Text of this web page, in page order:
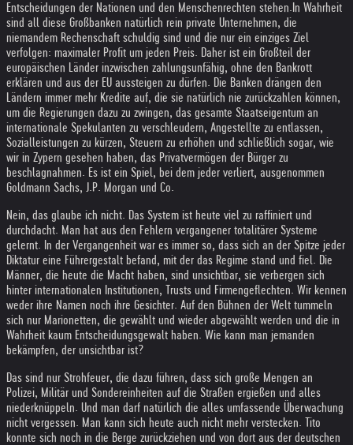
Entscheidungen der Nationen und den Menschenrechten stehen. In Wahrheit
sind all diese Großbanken natürlich rein private Unternehmen, die
niemandem Rechenschaft schuldig sind und die nur ein einziges Ziel
verfolgen: maximaler Profit um jeden Preis. Daher ist ein Großteil der
europäischen Länder inzwischen zahlungsunfähig, ohne den Bankrott
erklären und aus der EU aussteigen zu dürfen. Die Banken drängen den
Ländern immer mehr Kredite auf, die sie natürlich nie zurückzahlen können,
um die Regierungen dazu zu zwingen, das gesamte Staatseigentum an
internationale Spekulanten zu verschleudern, Angestellte zu entlassen,
Sozialleistungen zu kürzen, Steuern zu erhöhen und schließlich sogar, wie
wir in Zypern gesehen haben, das Privatvermögen der Bürger zu
beschlagnahmen. Es ist ein Spiel, bei dem jeder verliert, ausgenommen
Goldmann Sachs, J.P. Morgan und Co.
Nein, das glaube ich nicht. Das System ist heute viel zu raffiniert und
durchdacht. Man hat aus den Fehlern vergangener totalitärer Systeme
gelernt. In der Vergangenheit war es immer so, dass sich an der Spitze jeder
Diktatur eine Führergestalt befand, mit der das Regime stand und fiel. Die
Männer, die heute die Macht haben, sind unsichtbar, sie verbergen sich
hinter internationalen Institutionen, Trusts und Firmengeflechten. Wir kennen
weder ihre Namen noch ihre Gesichter. Auf den Bühnen der Welt tummeln
sich nur Marionetten, die gewählt und wieder abgewählt werden und die in
Wahrheit kaum Entscheidungsgewalt haben. Wie kann man jemanden
bekämpfen, der unsichtbar ist?
Das sind nur Strohfeuer, die dazu führen, dass sich große Mengen an
Polizei, Militär und Sondereinheiten auf die Straßen ergießen und alles
niederknüppeln. Und man darf natürlich die alles umfassende Überwachung
nicht vergessen. Man kann sich heute auch nicht mehr verstecken. Tito
konnte sich noch in die Berge zurückziehen und von dort aus der deutschen